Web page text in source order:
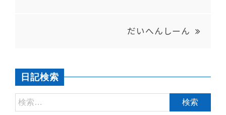
だいへんしーん
日記検索